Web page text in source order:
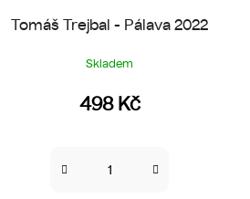
Tomáš Trejbal - Pálava 2022
Skladem
498 Kč